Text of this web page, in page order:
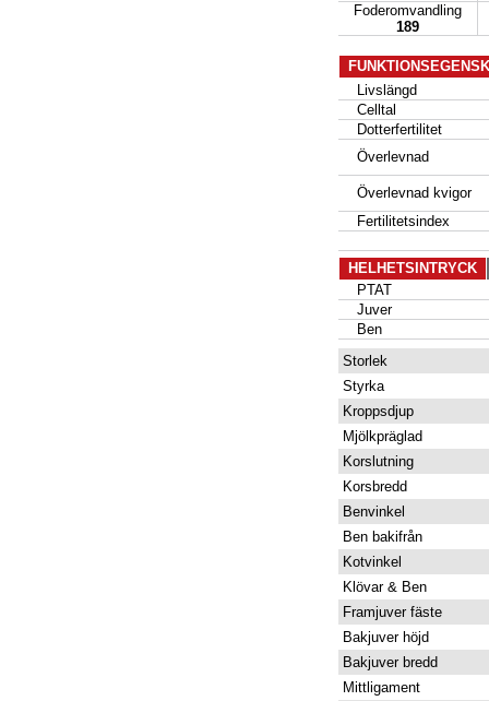
Foderomvandling
189
Livslängd
Celltal
Dotterfertilitet
Överlevnad
Överlevnad kvigor
Fertilitetsindex
HELHETSINTRYCK
PTAT
Juver
Ben
Storlek
Styrka
Kroppsdjup
Mjölkpräglad
Korslutning
Korsbredd
Benvinkel
Ben bakifrån
Kotvinkel
Klövar & Ben
Framjuver fäste
Bakjuver höjd
Bakjuver bredd
Mittligament